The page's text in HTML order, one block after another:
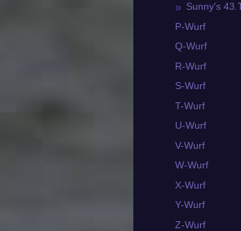
Sunny's
P-Wurf
Q-Wurf
R-Wurf
S-Wurf
T-Wurf
U-Wurf
V-Wurf
W-Wurf
X-Wurf
Y-Wurf
Z-Wurf